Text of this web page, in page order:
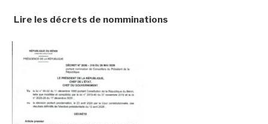
Lire les décrets de nomminations